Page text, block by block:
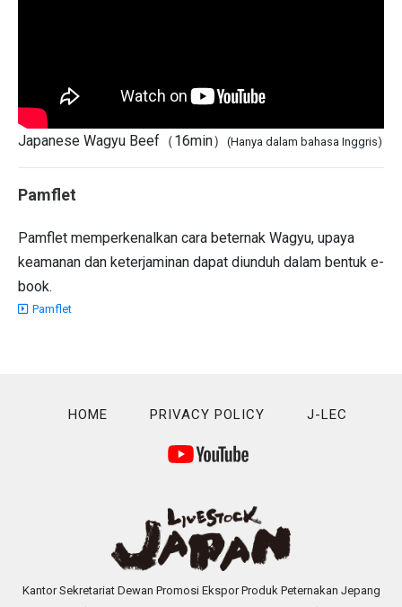
Japanese Wagyu Beef（16min） (Hanya dalam bahasa Inggris)
Pamflet
Pamflet memperkenalkan cara beternak Wagyu, upaya
keamanan dan keterjaminan dapat diunduh dalam bentuk e-
book.
Pamflet
HOME PRIVACY POLICY J-LEC
Kantor Sekretariat Dewan Promosi Ekspor Produk Peternakan Jepang